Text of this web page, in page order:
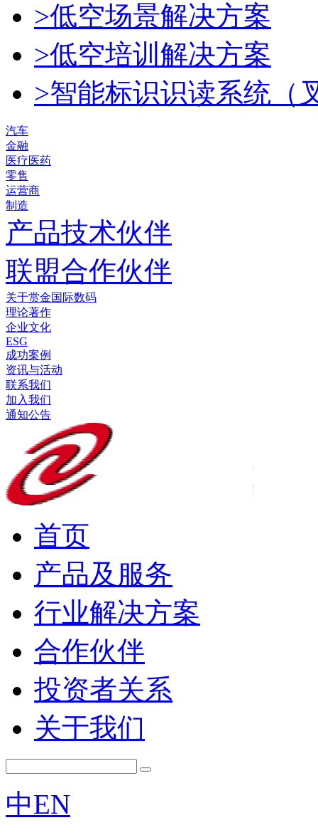
>低空场景解决方案
>低空培训解决方案
>智能标识识读系统（
汽车
金融
医疗医药
零售
运营商
制造
产品技术伙伴
联盟合作伙伴
关于赏金国际数码
理论著作
企业文化
ESG
成功案例
资讯与活动
联系我们
加入我们
通知公告
首页
产品及服务
行业解决方案
合作伙伴
投资者关系
关于我们
中EN